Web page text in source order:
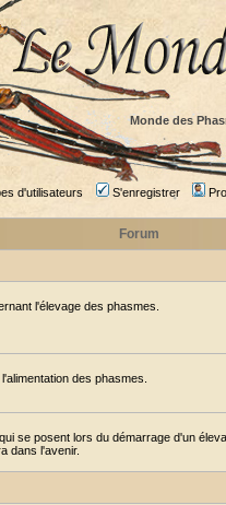
Monde des
d'utilisateurs S'enregistrer
Forum
l'élevage des phasmes.
des phasmes.
se posent lors du démarrage d'un
dans l'avenir.